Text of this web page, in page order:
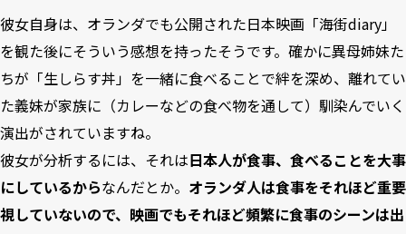
彼女自身は、オランダでも公開された日本映画「海街diary」
を観た後にそういう感想を持ったそうです。確かに異母姉妹た
ちが「生しらす丼」を一緒に食べることで絆を深め、離れてい
た義妹が家族に（カレーなどの食べ物を通して）馴染んでいく
演出がされていますね。
彼女が分析するには、それは日本人が食事、食べることを大事
にしているからなんだとか。 オランダ人は食事をそれほど重要
視していないので、映画でもそれほど頻繁に食事のシーンは出